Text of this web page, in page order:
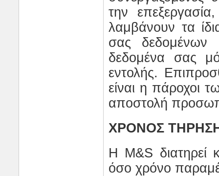
την επεξεργασία,
λαμβάνουν τα
σας
δεδομένα σας
εντολής.
είναι η πάροχοι
αποστολή
ΧΡΟΝΟΣ
Η M&S
όσο χρόνο